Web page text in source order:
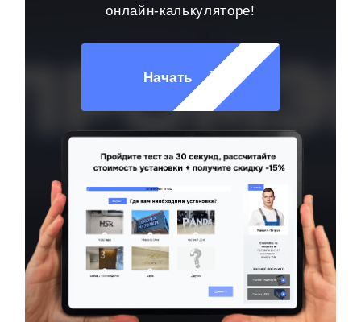
онлайн-калькуляторе!
Начать